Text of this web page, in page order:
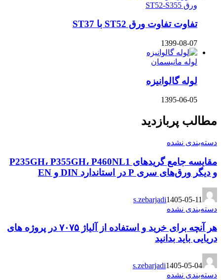
ورق ST52-S355
تفاوت تفاوت ورق ST52 با ST37
1399-08-07
لوله مانیسمان
لوله گالوانیزه
1395-06-05
مطالب پربازدید
دسته‌بندی نشده
مقایسه جامع گریدهای P235GH، P355GH، P460NL1
و دیگر ورق‌های سری P در استاندارد DIN و EN
s.zebarjadi1405-05-11
دسته‌بندی نشده
هر آنچه برای خرید و استفاده از آلیاژ ۷۰۷۵ در پروژه های
دریایی باید بدانید
s.zebarjadi1405-05-04
دسته‌بندی نشده